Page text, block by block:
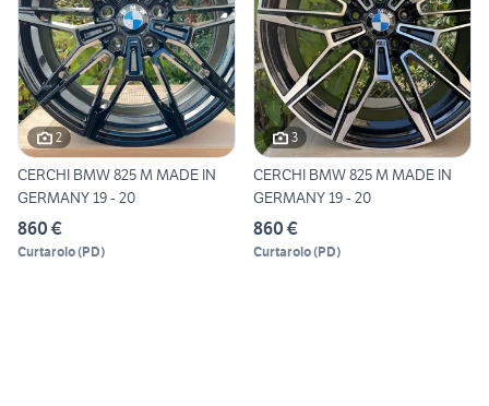
2
CERCHI BMW 825 M MADE IN
GERMANY 19 - 20
860 €
Curtarolo(PD)
3
CERCHI BMW 825 M MADE IN
GERMANY 19 - 20
860 €
Curtarolo(PD)